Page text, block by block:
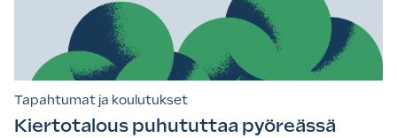
Tapahtumat ja koulutukset
Kiertotalous puhututtaa pyöreässä